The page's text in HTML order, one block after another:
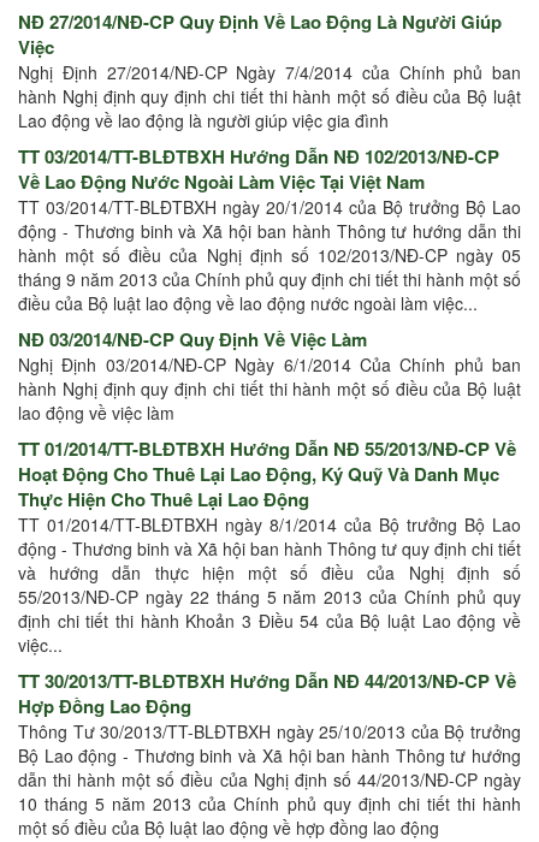
NĐ 27/2014/NĐ-CP Quy Định Về Lao Động Là Người Giúp
Việc
Nghị Định 27/2014/NĐ-CP Ngày 7/4/2014 của Chính phủ ban
hành Nghị định quy định chi tiết thi hành một số điều của Bộ luật
Lao động về lao động là người giúp việc gia đình
TT 03/2014/TT-BLĐTBXH Hướng Dẫn NĐ 102/2013/NĐ-CP
Về Lao Động Nước Ngoài Làm Việc Tại Việt Nam
TT 03/2014/TT-BLĐTBXH ngày 20/1/2014 của Bộ trưởng Bộ Lao
động - Thương binh và Xã hội ban hành Thông tư hướng dẫn thi
hành một số điều của Nghị định số 102/2013/NĐ-CP ngày 05
tháng 9 năm 2013 của Chính phủ quy định chi tiết thi hành một số
điều của Bộ luật lao động về lao động nước ngoài làm việc...
NĐ 03/2014/NĐ-CP Quy Định Về Việc Làm
Nghị Định 03/2014/NĐ-CP Ngày 6/1/2014 Của Chính phủ ban
hành Nghị định quy định chi tiết thi hành một số điều của Bộ luật
lao động về việc làm
TT 01/2014/TT-BLĐTBXH Hướng Dẫn NĐ 55/2013/NĐ-CP Về
Hoạt Động Cho Thuê Lại Lao Động, Ký Quỹ Và Danh Mục
Thực Hiện Cho Thuê Lại Lao Động
TT 01/2014/TT-BLĐTBXH ngày 8/1/2014 của Bộ trưởng Bộ Lao
động - Thương binh và Xã hội ban hành Thông tư quy định chi tiết
và hướng dẫn thực hiện một số điều của Nghị định số
55/2013/NĐ-CP ngày 22 tháng 5 năm 2013 của Chính phủ quy
định chi tiết thi hành Khoản 3 Điều 54 của Bộ luật Lao động về
việc...
TT 30/2013/TT-BLĐTBXH Hướng Dẫn NĐ 44/2013/NĐ-CP Về
Hợp Đồng Lao Động
Thông Tư 30/2013/TT-BLĐTBXH ngày 25/10/2013 của Bộ trưởng
Bộ Lao động - Thương binh và Xã hội ban hành Thông tư hướng
dẫn thi hành một số điều của Nghị định số 44/2013/NĐ-CP ngày
10 tháng 5 năm 2013 của Chính phủ quy định chi tiết thi hành
một số điều của Bộ luật lao động về hợp đồng lao động